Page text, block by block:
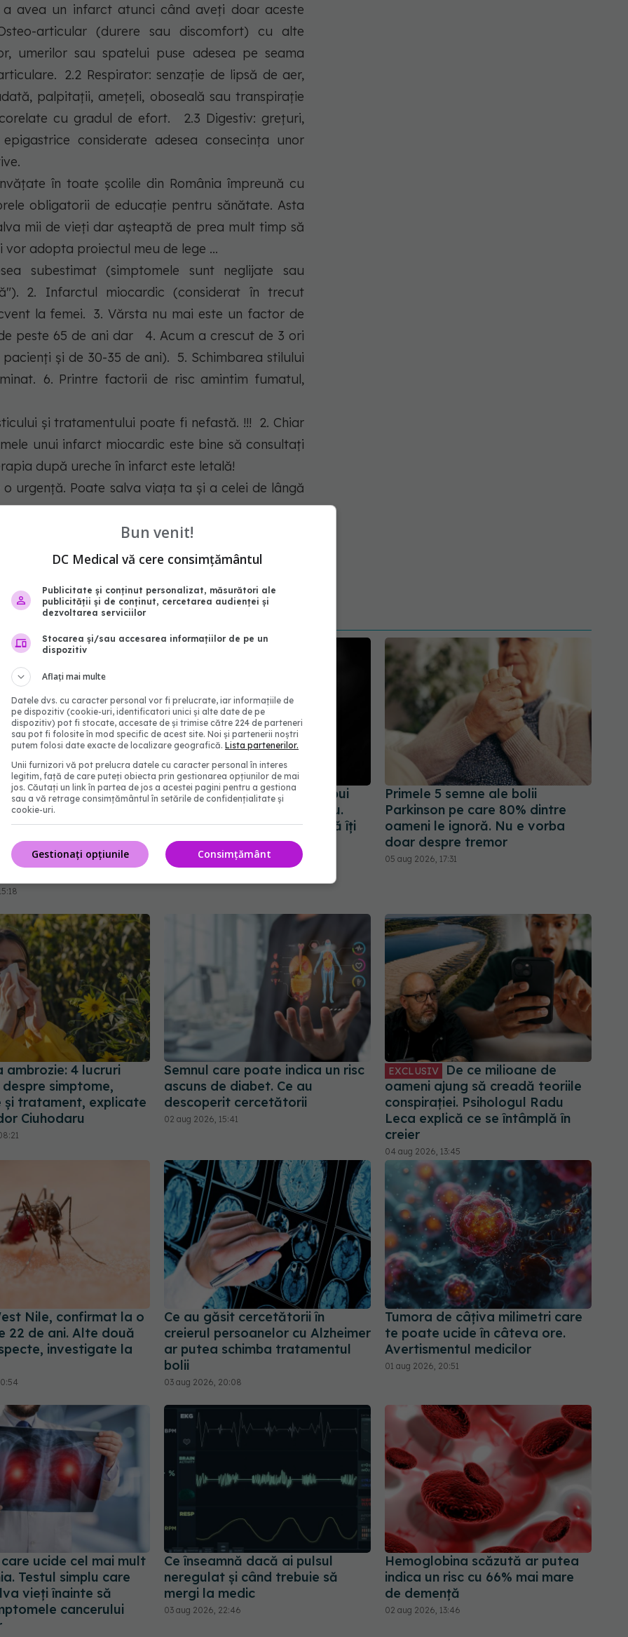
avea un infarct atunci când aveţi doar aceste
articular (durere sau discomfort) cu alte
umerilor sau spatelui puse adesea pe seama
2.2 Respirator: senzaţie de lipsă de aer,
palpitaţii, ameţeli, oboseală sau transpiraţie
cu gradul de efort. 2.3 Digestiv: greţuri,
considerate adesea consecinţa unor
în toate şcolile din România împreună cu
obligatorii de educație pentru sănătate. Asta
mii de vieţi dar aşteaptă de prea mult timp să
adopta proiectul meu de lege ...
subestimat (simptomele sunt neglijate sau
2. Infarctul miocardic (considerat în trecut
la femei. 3. Vărsta nu mai este un factor de
peste 65 de ani dar 4. Acum a crescut de 3 ori
și de 30-35 de ani). 5. Schimbarea stilului
6. Printre factorii de risc amintim fumatul,
şi tratamentului poate fi nefastă. !!! 2. Chiar
unui infarct miocardic este bine să consultaţi
după ureche în infarct este letală!
urgență. Poate salva viața ta și a celei de lângă
din stomac pe care
Ce înseamnă cu
un test pozitiv pentru
pylori și greșeala
face tratamentul
7 lucruri pe care să nu i le spui
unei persoane aflate în doliu.
Frazele care pot răni fără să îți
dai seama
01 aug 2026, 09:02
Primele 5 semne ale bolii
Parkinson pe care 80% dintre
oameni le ignoră. Nu e vorba
doar despre tremor
05 aug 2026, 17:31
ambrozie: 4 lucruri
simptome,
și tratament, explicate
Ciuhodaru
Semnul care poate indica un risc
ascuns de diabet. Ce au
descoperit cercetătorii
02 aug 2026, 15:41
EXCLUSIV
De ce milioane de
oameni ajung să creadă teoriile
conspirației. Psihologul Radu
Leca explică ce se întâmplă în
creier
04 aug 2026, 13:45
Nile, confirmat la o
22 de ani. Alte două
investigate la
Ce au găsit cercetătorii în
creierul persoanelor cu Alzheimer
ar putea schimba tratamentul
bolii
03 aug 2026, 20:08
Tumora de câțiva milimetri care
te poate ucide în câteva ore.
Avertismentul medicilor
01 aug 2026, 20:51
ucide cel mai mult
Testul simplu care
vieți înainte să
cancerului
Ce înseamnă dacă ai pulsul
neregulat și când trebuie să
mergi la medic
03 aug 2026, 22:46
Hemoglobina scăzută ar putea
indica un risc cu 66% mai mare
de demență
02 aug 2026, 13:46
Bun venit!
DC Medical vă cere consimțământul
Publicitate și conținut personalizat, măsurători ale
publicității și de conținut, cercetarea audienței și
dezvoltarea serviciilor
Stocarea și/sau accesarea informațiilor de pe un
dispozitiv
Aflați mai multe
Datele dvs. cu caracter personal vor fi prelucrate, iar informațiile de
pe dispozitiv (cookie-uri, identificatori unici și alte date de pe
dispozitiv) pot fi stocate, accesate de și trimise către 224 de parteneri
sau pot fi folosite în mod specific de acest site. Noi și partenerii noștri
putem folosi date exacte de localizare geografică. Lista partenerilor.
Unii furnizori vă pot prelucra datele cu caracter personal în interes
legitim, față de care puteți obiecta prin gestionarea opțiunilor de mai
jos. Căutați un link în partea de jos a acestei pagini pentru a gestiona
sau a vă retrage consimțământul în setările de confidențialitate și
cookie-uri.
Consimțământ
Gestionați opțiunile